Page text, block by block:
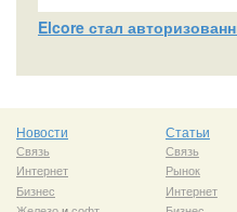
Elcore стал
Новости
Связь
Интернет
Бизнес
Статьи
Связь
Рынок
Интернет